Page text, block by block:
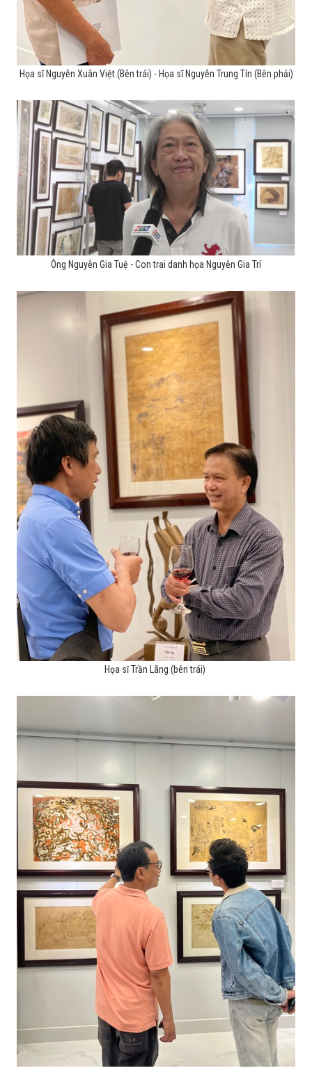
Họa sĩ Nguyễn Xuân Việt (Bên trái) - Họa sĩ Nguyễn Trung Tín (Bên phải)
Ông Nguyễn Gia Tuệ - Con trai danh họa Nguyễn Gia Trí
Họa sĩ Trần Lãng (bên trái)